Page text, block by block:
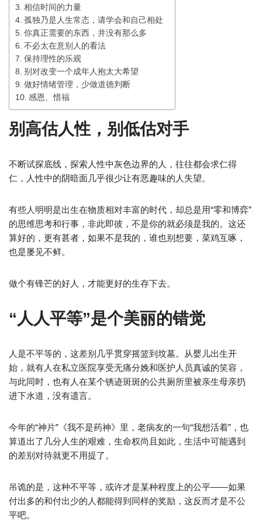
相信时间的力量
孤独乃是人生常态，请学会和自己相处
你真正需要的东西，并没有那么多
不必太在意别人的看法
保持理性的乐观
别对改变一个成年人抱太大希望
做好情绪管理，少做道德判断
感恩、惜福
别高估人性，别低估对手
不断试探底线，探索人性中灰色边界的人，往往都会求仁得
仁，人性中的阴暗面几乎很少让有恶趣味的人失望。
有些人明明是出生在物质相对丰富的时代，却总是用“零和博弈”
的思维思考和行事，非此即彼，不是你的就必须是我的。这还
算好的，更有甚者，如果不是我的，谁也别想要，菜鸡互啄，
也是屡见不鲜。
做个有锋芒的好人，才能更好的生存下去。
“人人平等”是个美丽的错觉
人是不平等的，这差别几乎贯穿摇篮到坟墓。从婴儿出生开
始，就有人在私立医院享受无痛分娩和医护人员真诚的笑容，
与此同时，也有人在某个锈迹斑斑的公共厕所里被亲生母亲扔
进下水道，没有遗言。
今年的“神片”《我不是药神》里，老病友的一句“我想活着”，也
算道出了几分人生的艰难，生命权尚且如此，生活中可能遇到
的差别对待就更不用提了。
吊诡的是，这种不平等，或许才是某种程度上的公平——如果
付出多的和付出少的人都能得到同样的奖励，这反而才是不公
平吧。